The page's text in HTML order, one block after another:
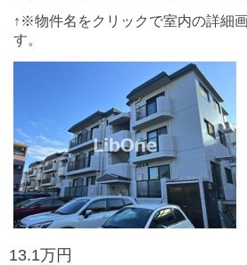
↑※物件名をクリックで室内の詳細
す。
13.1万円